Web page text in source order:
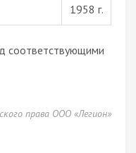
1958 г.
соответствующими
права ООО «Легион»